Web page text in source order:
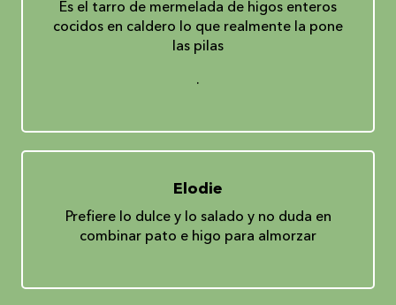
Es el tarro de mermelada de higos enteros
cocidos en caldero lo que realmente la pone
las pilas
.
Elodie
Prefiere lo dulce y lo salado y no duda en
combinar pato e higo para almorzar